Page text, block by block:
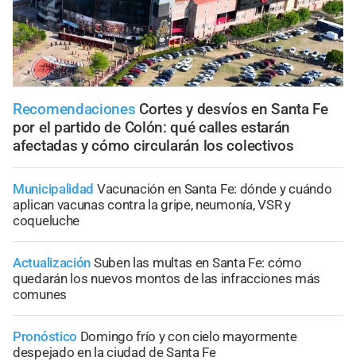
Recomendaciones Cortes y desvíos en Santa Fe
por el partido de Colón: qué calles estarán
afectadas y cómo circularán los colectivos
Municipalidad Vacunación en Santa Fe: dónde y cuándo
aplican vacunas contra la gripe, neumonía, VSR y
coqueluche
Actualización Suben las multas en Santa Fe: cómo
quedarán los nuevos montos de las infracciones más
comunes
Pronóstico Domingo frío y con cielo mayormente
despejado en la ciudad de Santa Fe